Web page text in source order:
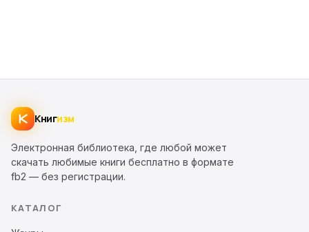
Книгизм
Электронная библиотека, где любой может
скачать любимые книги бесплатно в формате
fb2 — без регистрации.
КАТАЛОГ